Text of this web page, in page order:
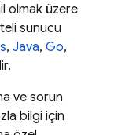
olmak üzere
sunucu
, Java, Go,
ve sorun
bilgi için